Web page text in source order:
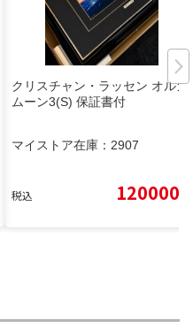
クリスチャン・ラッセン オルカ
ムーン3(S) 保証書付
マイストア在庫： 2907
税込 120000